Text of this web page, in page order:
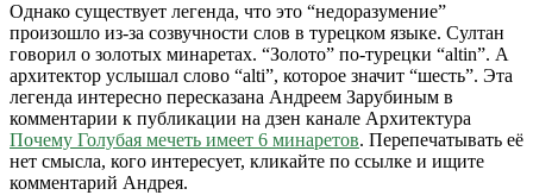
Однако существует легенда, что это “недоразумение”
произошло из-за созвучности слов в турецком языке. Султан
говорил о золотых минаретах. “Золото” по-турецки “altin”. А
архитектор услышал слово “alti”, которое значит “шесть”. Эта
легенда интересно пересказана Андреем Зарубиным в
комментарии к публикации на дзен канале Архитектура
Почему Голубая мечеть имеет 6 минаретов. Перепечатывать её
нет смысла, кого интересует, кликайте по ссылке и ищите
комментарий Андрея.